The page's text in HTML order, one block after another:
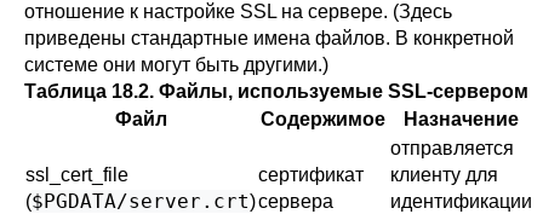
отношение к настройке SSL на сервере. (Здесь
приведены стандартные имена файлов. В конкретной
системе они могут быть другими.)
Таблица 18.2. Файлы, используемые SSL-сервером
Файл
Содержимое Назначение
ssl_cert_file
($PGDATA/server.crt)
сертификат
сервера
отправляется
клиенту для
идентификации